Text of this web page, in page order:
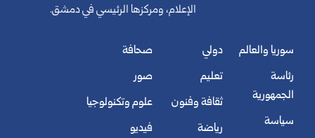
الإعلام، ومركزها الرئيسي في دمشق.
سوريا والعالم
رئاسة
الجمهورية
سياسة
دولي
تعليم
ثقافة وفنون
رياضة
صحافة
صور
علوم وتكنولوجيا
فيديو